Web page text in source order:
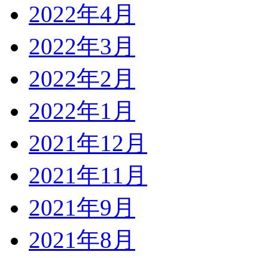
2022年4月
2022年3月
2022年2月
2022年1月
2021年12月
2021年11月
2021年9月
2021年8月